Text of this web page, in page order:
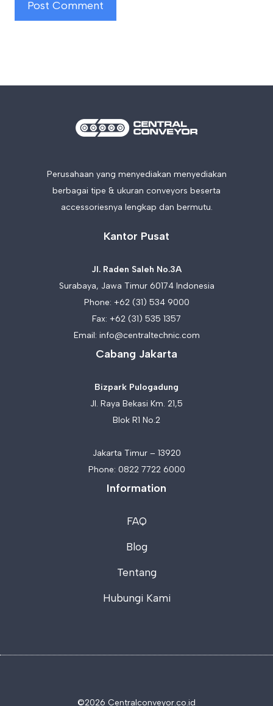
Perusahaan yang menyediakan menyediakan
berbagai tipe & ukuran conveyors beserta
accessoriesnya lengkap dan bermutu.
Kantor Pusat
Jl. Raden Saleh No.3A
Surabaya, Jawa Timur 60174 Indonesia
Phone: +62 (31) 534 9000
Fax: +62 (31) 535 1357
Email: info@centraltechnic.com
Cabang Jakarta
Bizpark Pulogadung
Jl. Raya Bekasi Km. 21,5
Blok R1 No.2
Jakarta Timur – 13920
Phone: 0822 7722 6000
Information
FAQ
Blog
Tentang
Hubungi Kami
©2026 Centralconveyor.co.id